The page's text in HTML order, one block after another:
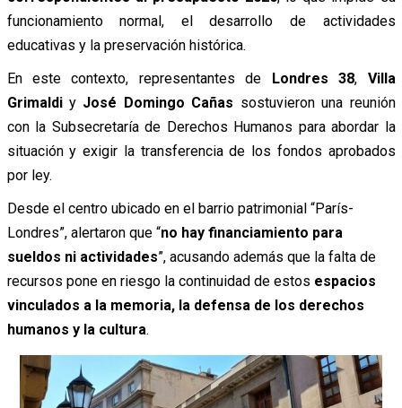
funcionamiento normal, el desarrollo de actividades
educativas y la preservación histórica.
En este contexto, representantes de Londres 38, Villa
Grimaldiy José Domingo Cañas sostuvieron una reunión
con la Subsecretaría de Derechos Humanos para abordar la
situación y exigir la transferencia de los fondos aprobados
por ley.
Desde el centro ubicado en el barrio patrimonial “París-
Londres”, alertaron que “no hay financiamiento para
sueldos ni actividades”, acusando además que la falta de
recursos pone en riesgo la continuidad de estos espacios
vinculados a la memoria, la defensa de los derechos
humanos y la cultura.